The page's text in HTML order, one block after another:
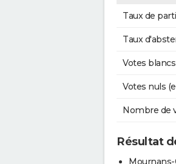
Taux de
Taux
Votes
Votes nuls
Nombre de
Résultat